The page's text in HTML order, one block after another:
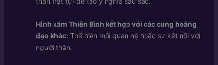
Hình xăm Thiên Bình kết hợp với các cung hoàng
đạo khác: Thể hiện mối quan hệ hoặc sự kết nối với
người thân.